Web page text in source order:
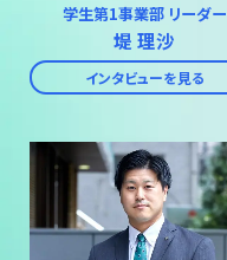
学生第1事業部 リーダー
堤 理沙
インタビューを見る